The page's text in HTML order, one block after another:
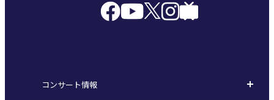
コンサート情報